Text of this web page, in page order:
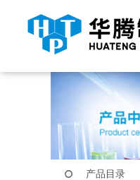
当前位置： 首页
产品目录